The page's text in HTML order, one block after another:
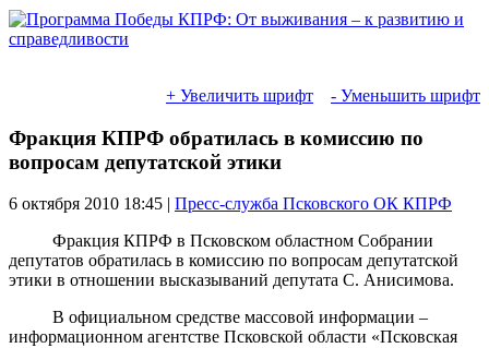
+ Увеличить шрифт - Уменьшить шрифт
Фракция КПРФ обратилась в комиссию по
вопросам депутатской этики
6 октября 2010 18:45 | Пресс-служба Псковского ОК КПРФ
Фракция КПРФ в Псковском областном Собрании
депутатов обратилась в комиссию по вопросам депутатской
этики в отношении высказываний депутата С. Анисимова.
В официальном средстве массовой информации –
информационном агентстве Псковской области «Псковская